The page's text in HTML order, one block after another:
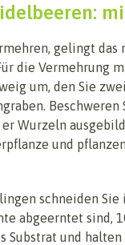
gelingt das
die Vermehrung
um, den Sie
Beschweren
Wurzeln
und
schneiden Sie
abgeerntet sind,
Substrat und